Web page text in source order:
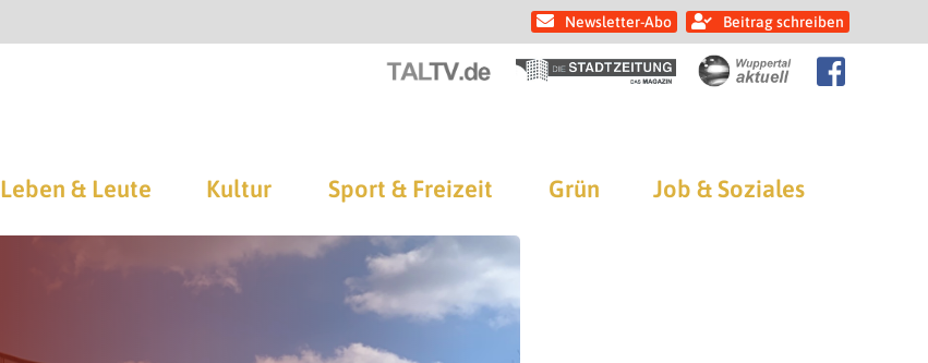
Newsletter-Abo Beitrag schreiben
Leben & Leute Kultur Sport & Freizeit Grün Job & Soziales